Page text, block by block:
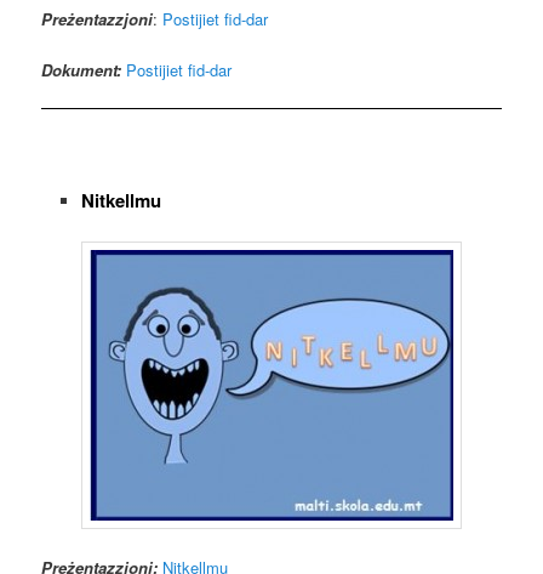
Preżentazzjoni: Postijiet fid-dar
Dokument: Postijiet fid-dar
Nitkellmu
Preżentazzjoni: Nitkellmu